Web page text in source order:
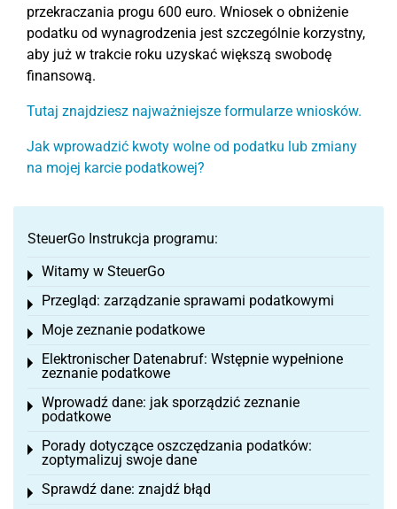
przekraczania progu 600 euro. Wniosek o obniżenie
podatku od wynagrodzenia jest szczególnie korzystny,
aby już w trakcie roku uzyskać większą swobodę
finansową.
Tutaj znajdziesz najważniejsze formularze wniosków.
Jak wprowadzić kwoty wolne od podatku lub zmiany
na mojej karcie podatkowej?
SteuerGo Instrukcja programu:
Witamy w SteuerGo
Toggle menu
Przegląd: zarządzanie sprawami podatkowymi
Toggle menu
Moje zeznanie podatkowe
Toggle menu
Elektronischer Datenabruf: Wstępnie wypełnione
zeznanie podatkowe
Toggle menu
Wprowadź dane: jak sporządzić zeznanie
podatkowe
Toggle menu
Porady dotyczące oszczędzania podatków:
zoptymalizuj swoje dane
Toggle menu
Sprawdź dane: znajdź błąd
Toggle menu